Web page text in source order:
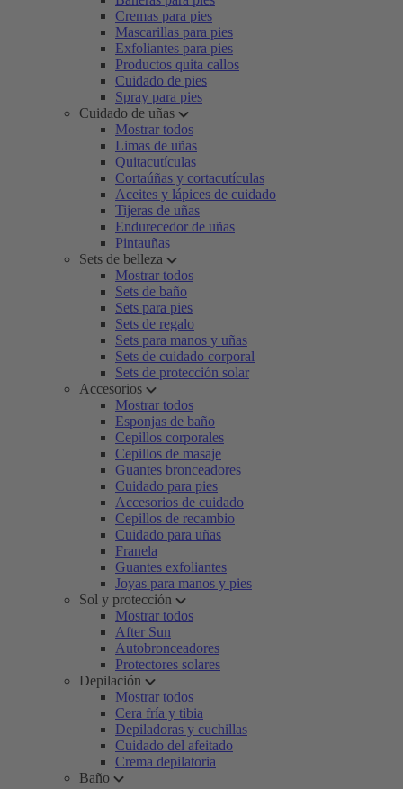
Cremas para pies
Mascarillas para pies
Exfoliantes para pies
Productos quita callos
Cuidado de pies
Spray para pies
Cuidado de uñas
Mostrar todos
Limas de uñas
Quitacutículas
Cortaúñas y cortacutículas
Aceites y lápices de cuidado
Tijeras de uñas
Endurecedor de uñas
Pintauñas
Sets de belleza
Mostrar todos
Sets de baño
Sets para pies
Sets de regalo
Sets para manos y uñas
Sets de cuidado corporal
Sets de protección solar
Accesorios
Mostrar todos
Esponjas de baño
Cepillos corporales
Cepillos de masaje
Guantes bronceadores
Cuidado para pies
Accesorios de cuidado
Cepillos de recambio
Cuidado para uñas
Franela
Guantes exfoliantes
Joyas para manos y pies
Sol y protección
Mostrar todos
After Sun
Autobronceadores
Protectores solares
Depilación
Mostrar todos
Cera fría y tibia
Depiladoras y cuchillas
Cuidado del afeitado
Crema depilatoria
Baño